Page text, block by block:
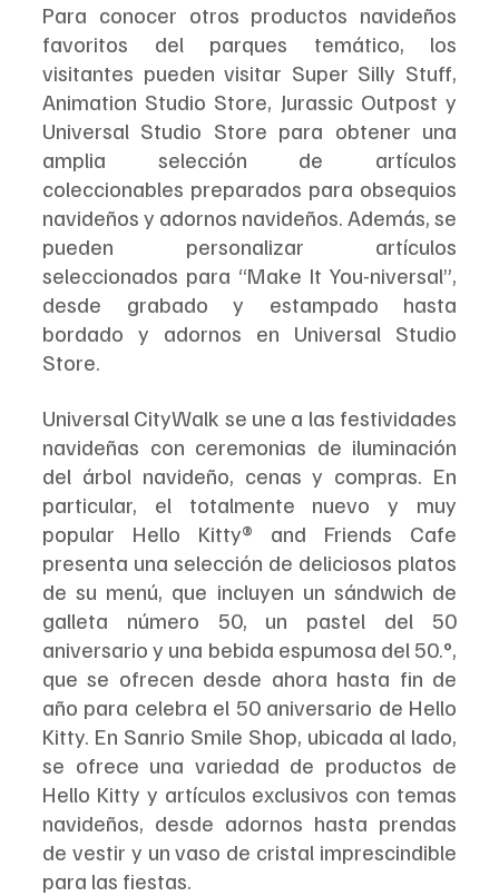
Para conocer otros productos navideños
favoritos del parques temático, los
visitantes pueden visitar Super Silly Stuff,
Animation Studio Store, Jurassic Outpost y
Universal Studio Store para obtener una
amplia selección de artículos
coleccionables preparados para obsequios
navideños y adornos navideños. Además, se
pueden personalizar artículos
seleccionados para “Make It You-niversal”,
desde grabado y estampado hasta
bordado y adornos en Universal Studio
Store.
Universal CityWalk se une a las festividades
navideñas con ceremonias de iluminación
del árbol navideño, cenas y compras. En
particular, el totalmente nuevo y muy
popular Hello Kitty® and Friends Cafe
presenta una selección de deliciosos platos
de su menú, que incluyen un sándwich de
galleta número 50, un pastel del 50
aniversario y una bebida espumosa del 50.°,
que se ofrecen desde ahora hasta fin de
año para celebra el 50 aniversario de Hello
Kitty. En Sanrio Smile Shop, ubicada al lado,
se ofrece una variedad de productos de
Hello Kitty y artículos exclusivos con temas
navideños, desde adornos hasta prendas
de vestir y un vaso de cristal imprescindible
para las fiestas.